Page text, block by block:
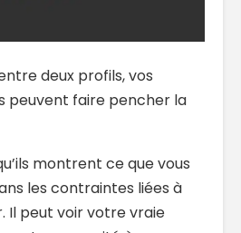
deux profils, vos
peuvent faire pencher la
montrent ce que vous
les contraintes liées à
Il peut voir votre vraie